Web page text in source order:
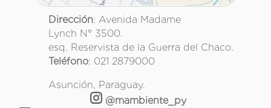
Dirección: Avenida Madame
Lynch N° 3500.
esq. Reservista de la Guerra del Chaco.
Teléfono: 021 2879000
Asunción, Paraguay.
@mambiente_py